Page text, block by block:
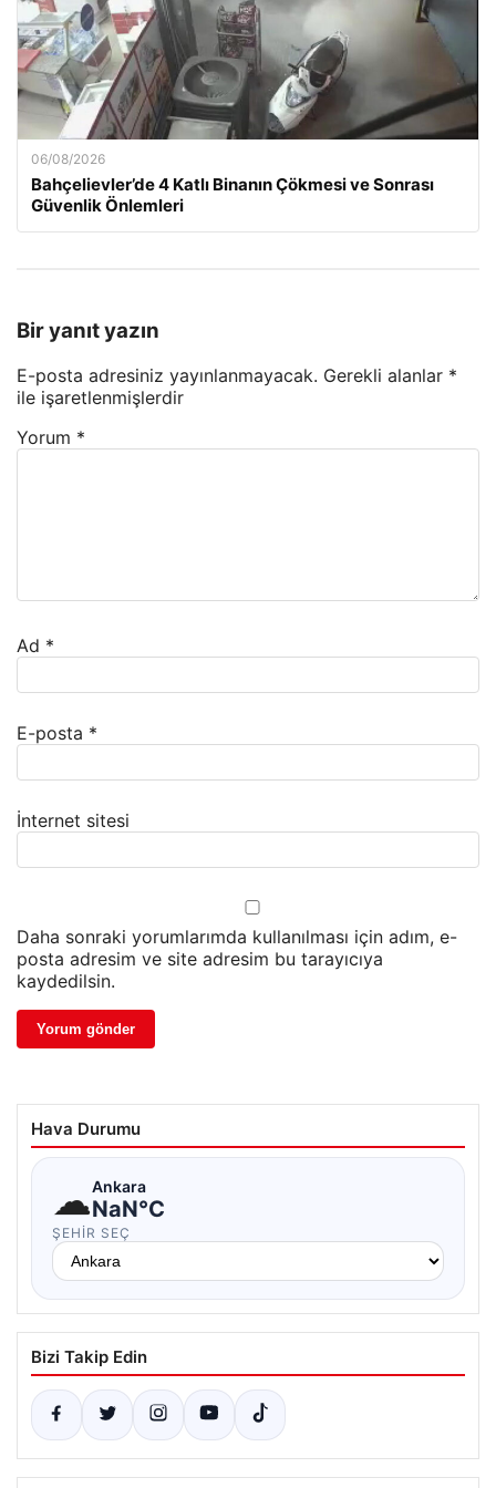
06/08/2026
Bahçelievler’de 4 Katlı Binanın Çökmesi ve Sonrası
Güvenlik Önlemleri
Bir yanıt yazın
E-posta adresiniz yayınlanmayacak. Gerekli alanlar *
ile işaretlenmişlerdir
Yorum *
Ad *
E-posta *
İnternet sitesi
Daha sonraki yorumlarımda kullanılması için adım, e-
posta adresim ve site adresim bu tarayıcıya
kaydedilsin.
Hava Durumu
☁Ankara
NaN°C
ŞEHIR SEÇ
Bizi Takip Edin